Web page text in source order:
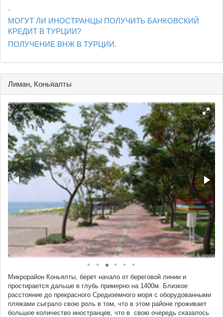
.
МОГУТ ЛИ ИНОСТРАНЦЫ ПОЛУЧИТЬ БАНКОВСКИЙ
КРЕДИТ В ТУРЦИИ?
ПОЛУЧЕНИЕ ВНЖ В ТУРЦИИ.
Лиман, Коньяалты
Микрорайон Коньялты, берет начало от береговой линии и
простирается дальше в глубь примерно на 1400м. Близкое
расстояние до прекрасного Средиземного моря с оборудованными
пляжами сыграло свою роль в том, что в этом районе проживает
большое количество иностранцев, что в свою очередь сказалось